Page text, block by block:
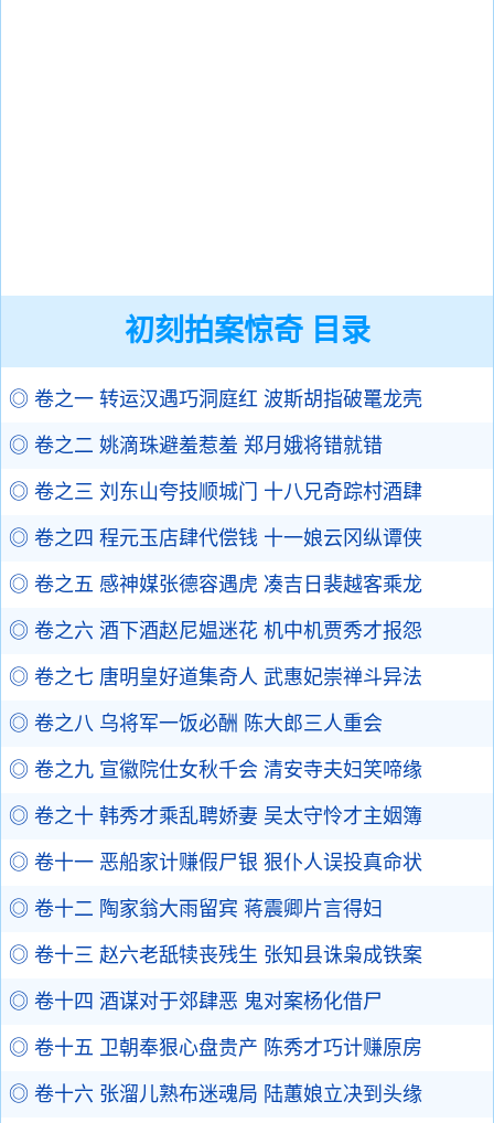
初刻拍案惊奇 目录
◎ 卷之一 转运汉遇巧洞庭红 波斯胡指破鼍龙壳
◎ 卷之二 姚滴珠避羞惹羞 郑月娥将错就错
◎ 卷之三 刘东山夸技顺城门 十八兄奇踪村酒肆
◎ 卷之四 程元玉店肆代偿钱 十一娘云冈纵谭侠
◎ 卷之五 感神媒张德容遇虎 凑吉日裴越客乘龙
◎ 卷之六 酒下酒赵尼媪迷花 机中机贾秀才报怨
◎ 卷之七 唐明皇好道集奇人 武惠妃崇禅斗异法
◎ 卷之八 乌将军一饭必酬 陈大郎三人重会
◎ 卷之九 宣徽院仕女秋千会 清安寺夫妇笑啼缘
◎ 卷之十 韩秀才乘乱聘娇妻 吴太守怜才主姻簿
◎ 卷十一 恶船家计赚假尸银 狠仆人误投真命状
◎ 卷十二 陶家翁大雨留宾 蒋震卿片言得妇
◎ 卷十三 赵六老舐犊丧残生 张知县诛枭成铁案
◎ 卷十四 酒谋对于郊肆恶 鬼对案杨化借尸
◎ 卷十五 卫朝奉狠心盘贵产 陈秀才巧计赚原房
◎ 卷十六 张溜儿熟布迷魂局 陆蕙娘立决到头缘